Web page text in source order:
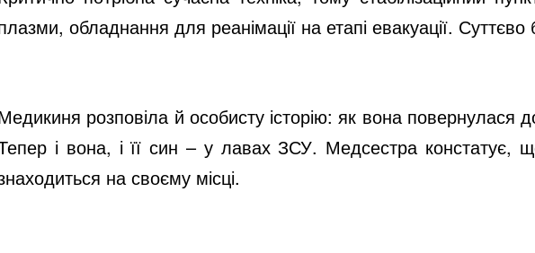
обладнання для реанімації на етапі евакуації.
розповіла й особисту історію: як вона повернулася
і вона, і її син – у лавах ЗСУ. Медсестра
на своєму місці.